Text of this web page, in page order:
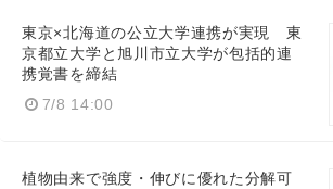
東京×北海道の公立大学連携が実現 東
京都立大学と旭川市立大学が包括的連
携覚書を締結
7/8 14:00
植物由来で強度・伸びに優れた分解可